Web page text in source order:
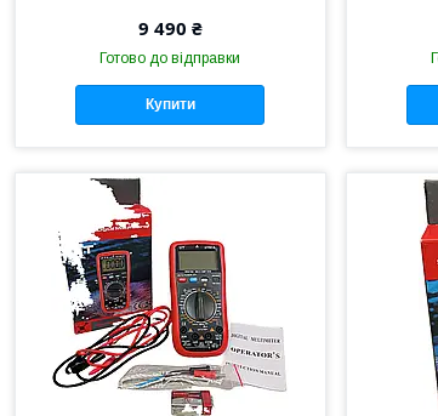
9 490 ₴
Готово до відправки
Купити